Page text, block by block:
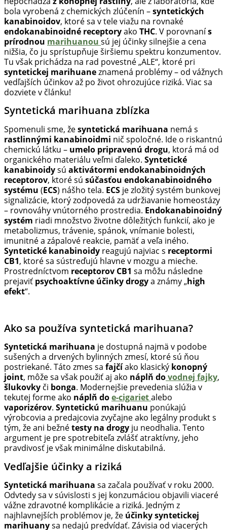
bola vyrobená z chemických zlúčenín –syntetických
kanabinoidov, ktoré sa v tele viažu na rovnaké
endokanabinoidné receptoryako THC. V porovnanís
prírodnou marihuanou sú jej účinky silnejšie a cena
nižšia, čo ju sprístupňuje širšiemu spektru konzumentov.
Tu však prichádza na rad povestné „ALE“, ktoré pri
syntetickej marihuaneznamená problémy – od vážnych
vedľajších účinkov až po život ohrozujúce riziká. Viac sa
dozviete v článku!
Syntetická marihuana zblízka
Spomenuli sme, žesyntetická marihuana nemá s
rastlinnými kanabinoidmi nič spoločné. Ide o riskantnú
chemickú látku – umelo pripravenú drogu, ktorá má od
organického materiálu veľmi ďaleko. Syntetické
kanabinoidysú aktivátormi endokanabinoidných
receptorov, ktoré sú súčasťou endokanabinoidného
systému (ECS) nášho tela. ECS je zložitý systém bunkovej
signalizácie, ktorý zodpovedá za udržiavanie homeostázy
– rovnováhy vnútorného prostredia. Endokanabinoidný
systém riadi množstvo životne dôležitých funkcií, ako je
metabolizmus, trávenie, spánok, vnímanie bolesti,
imunitné a zápalové reakcie, pamäť a veľa iného.
Syntetické kanabinoidy reagujú najviac s receptormi
CB1, ktoré sa sústreďujú hlavne v mozgu a mieche.
Prostredníctvom receptorov CB1 sa môžu následne
prejaviť psychoaktívne účinky drogya známy „high
efekt“.
Ako sa používa syntetická marihuana?
Syntetická marihuana je dostupná najmä v podobe
sušených a drvených bylinných zmesí, ktoré sú ňou
postriekané. Táto zmes sa fajčíako klasický konopný
joint, môže sa však použiť aj ako náplň dovodnej fajky,
šlukovky či bonga. Modernejšie prevedenia slúžia v
tekutej forme ako náplň doe-cigarietalebo
vaporizérov. Syntetickú marihuanu ponúkajú
výrobcovia a predajcovia zvyčajne ako legálny produkt s
tým, že ani bežnétesty na drogy ju neodhalia. Tento
argument je pre spotrebiteľa zvlášť atraktívny, jeho
pravdivosť je však minimálne diskutabilná.
Vedľajšie účinky a riziká
Syntetická marihuana sa začala používať v roku 2000.
Odvtedy sa v súvislosti s jej konzumáciou objavili viaceré
vážne zdravotné komplikácie a riziká. Jedným z
najhlavnejších problémov je, že účinky syntetickej
marihuanysa nedajú predvídať. Závisia od viacerých